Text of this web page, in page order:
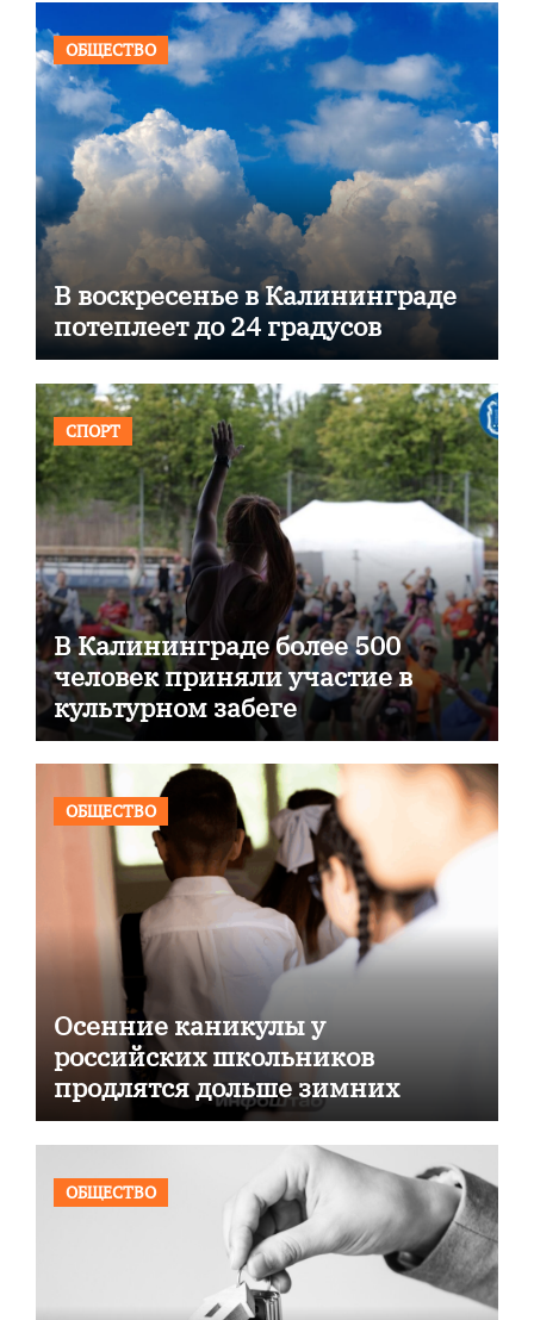
ОБЩЕСТВО
В воскресенье в Калининграде
потеплеет до 24 градусов
СПОРТ
В Калининграде более 500
человек приняли участие в
культурном забеге
ОБЩЕСТВО
Осенние каникулы у
российских школьников
продлятся дольше зимних
ОБЩЕСТВО